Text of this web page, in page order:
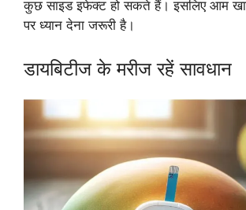
कुछ साइड इफेक्ट हो सकते हैं। इसलिए आम
पर ध्यान देना जरूरी है।
डायबिटीज के मरीज रहें सावधान